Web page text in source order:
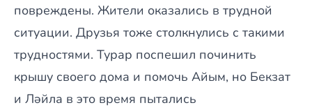
повреждены. Жители оказались в трудной
ситуации. Друзья тоже столкнулись с такими
трудностями. Турар поспешил починить
крышу своего дома и помочь Айым, но Бекзат
и Ләйла в это время пытались